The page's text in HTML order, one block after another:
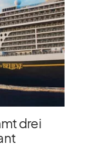
drei